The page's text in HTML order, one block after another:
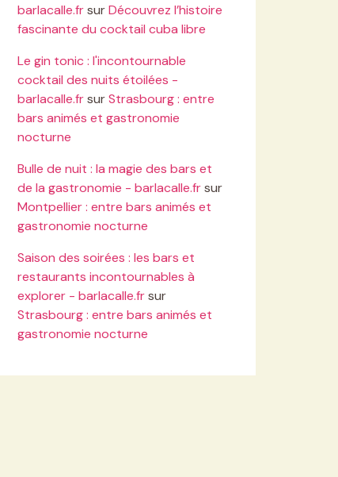
barlacalle.frsurDécouvrez l’histoire
fascinante du cocktail cuba libre
Le gin tonic : l'incontournable
cocktail des nuits étoilées -
barlacalle.frsurStrasbourg : entre
bars animés et gastronomie
nocturne
Bulle de nuit : la magie des bars et
de la gastronomie - barlacalle.frsur
Montpellier : entre bars animés et
gastronomie nocturne
Saison des soirées : les bars et
restaurants incontournables à
explorer - barlacalle.frsur
Strasbourg : entre bars animés et
gastronomie nocturne